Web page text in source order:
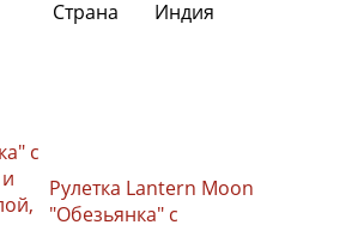
Страна
Индия
с
Рулетка Lantern Moon
"Обезьянка" с